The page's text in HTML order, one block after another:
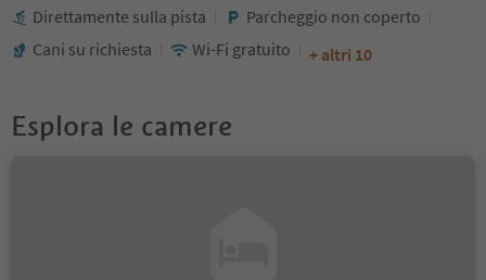
Direttamente sulla pista
Parcheggio non coperto
Cani su richiesta
Wi-Fi gratuito + altri 10
Esplora le camere